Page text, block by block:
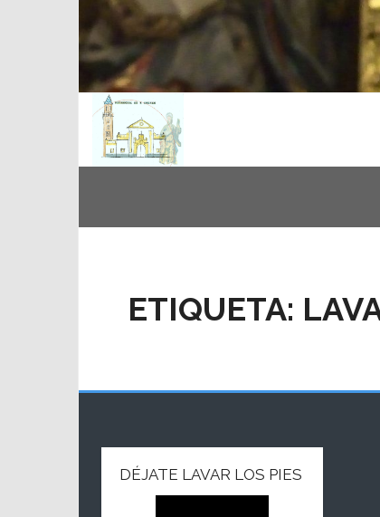
ETIQUETA:
DÉJATE LAVAR LOS PIES